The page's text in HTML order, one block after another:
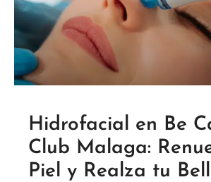
Hidrofacial en Be
Club Malaga:
Piel y Realza tu